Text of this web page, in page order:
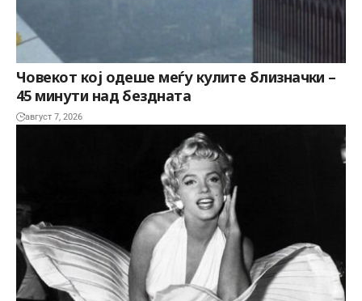
Човекот кој одеше меѓу кулите близначки –
45 минути над бездната
август 7, 2026